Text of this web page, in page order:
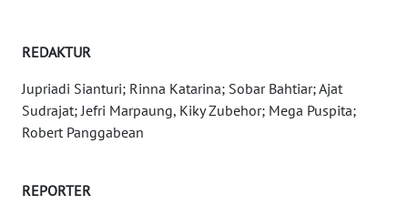
REDAKTUR
Jupriadi Sianturi; Rinna Katarina; Sobar Bahtiar; Ajat
Sudrajat; Jefri Marpaung, Kiky Zubehor; Mega Puspita;
Robert Panggabean
REPORTER
BARAT
WN
RIAU
SERAMBI